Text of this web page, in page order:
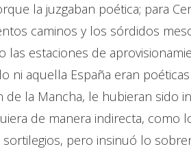
la juzgaban poética; para
caminos y los sórdidos
las estaciones de
ni aquella España eran
la Mancha, le hubieran sido
de manera indirecta,
pero insinuó lo